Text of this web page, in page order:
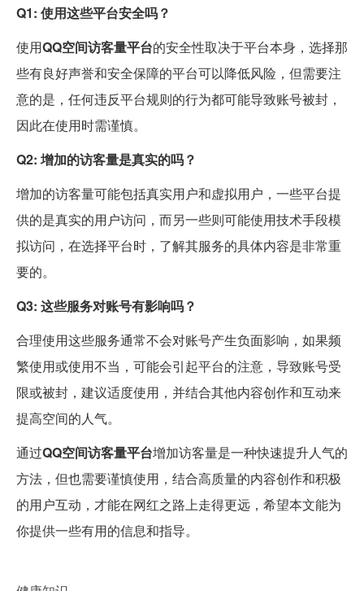
Q1: 使用这些平台安全吗？
使用QQ空间访客量平台的安全性取决于平台本身，选择那
些有良好声誉和安全保障的平台可以降低风险，但需要注
意的是，任何违反平台规则的行为都可能导致账号被封，
因此在使用时需谨慎。
Q2: 增加的访客量是真实的吗？
增加的访客量可能包括真实用户和虚拟用户，一些平台提
供的是真实的用户访问，而另一些则可能使用技术手段模
拟访问，在选择平台时，了解其服务的具体内容是非常重
要的。
Q3: 这些服务对账号有影响吗？
合理使用这些服务通常不会对账号产生负面影响，如果频
繁使用或使用不当，可能会引起平台的注意，导致账号受
限或被封，建议适度使用，并结合其他内容创作和互动来
提高空间的人气。
通过QQ空间访客量平台增加访客量是一种快速提升人气的
方法，但也需要谨慎使用，结合高质量的内容创作和积极
的用户互动，才能在网红之路上走得更远，希望本文能为
你提供一些有用的信息和指导。